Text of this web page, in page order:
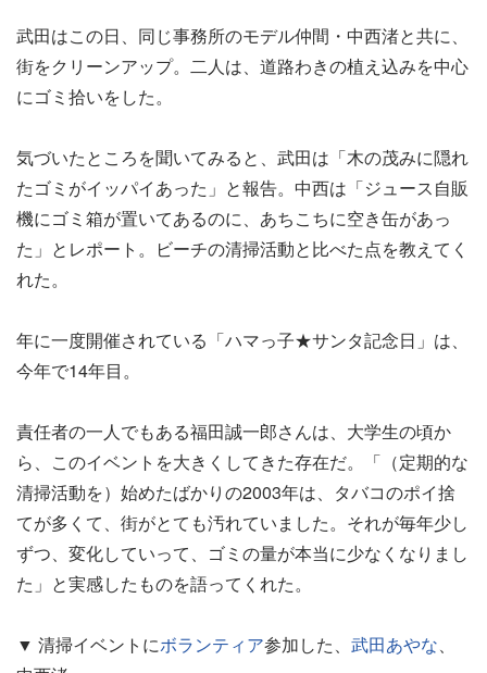
武田はこの日、同じ事務所のモデル仲間・中西渚と共に、
街をクリーンアップ。二人は、道路わきの植え込みを中心
にゴミ拾いをした。
気づいたところを聞いてみると、武田は「木の茂みに隠れ
たゴミがイッパイあった」と報告。中西は「ジュース自販
機にゴミ箱が置いてあるのに、あちこちに空き缶があっ
た」とレポート。ビーチの清掃活動と比べた点を教えてく
れた。
年に一度開催されている「ハマっ子★サンタ記念日」は、
今年で14年目。
責任者の一人でもある福田誠一郎さんは、大学生の頃か
ら、このイベントを大きくしてきた存在だ。「（定期的な
清掃活動を）始めたばかりの2003年は、タバコのポイ捨
てが多くて、街がとても汚れていました。それが毎年少し
ずつ、変化していって、ゴミの量が本当に少なくなりまし
た」と実感したものを語ってくれた。
▼ 清掃イベントにボランティア参加した、 武田あやな、